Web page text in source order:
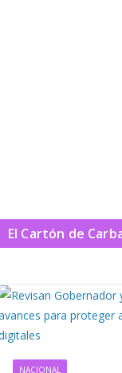
El Cartón de
NACIONAL